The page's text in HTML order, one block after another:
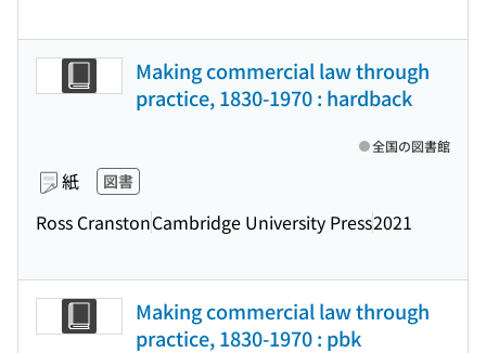
Making commercial law through
practice, 1830-1970 : hardback
紙 図書
Ross CranstonCambridge University Press2021
全国の図書館
Making commercial law through
practice, 1830-1970 : pbk